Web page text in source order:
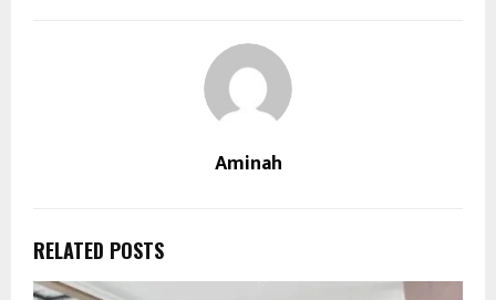
Aminah
RELATED POSTS